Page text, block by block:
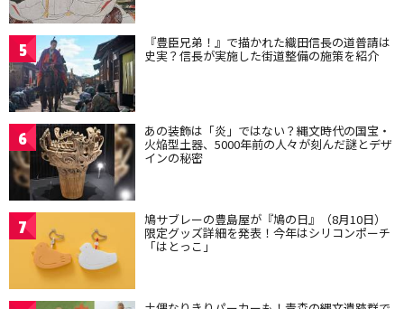
5 『豊臣兄弟！』で描かれた織田信長の道普請は
史実？信長が実施した街道整備の施策を紹介
6 あの装飾は「炎」ではない？縄文時代の国宝・
火焔型土器、5000年前の人々が刻んだ謎とデザ
インの秘密
7 鳩サブレーの豊島屋が『鳩の日』（8月10日）
限定グッズ詳細を発表！今年はシリコンポーチ
「はとっこ」